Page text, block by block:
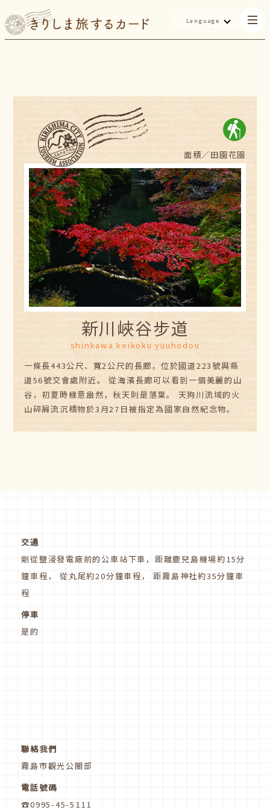
Language
面積／田園花園
新川峽谷步道
shinkawa keikoku yuuhodou
一條長443公尺、寬2公尺的長廊，位於國道223號與縣
道56號交會處附近。 從海濱長廊可以看到一個美麗的山
谷，初夏時綠意盎然，秋天則是落葉。 天狗川流域的火
山碎屑流沉積物於3月27日被指定為國家自然紀念物。
交通
剛從鹽浸發電廠前的公車站下車，距離鹿兒島機場約15分
鐘車程， 從丸尾約20分鐘車程， 距霧島神社約35分鐘車
程
停車
是的
聯絡我們
霧島市觀光公關部
電話號碼
☎0995-45-5111